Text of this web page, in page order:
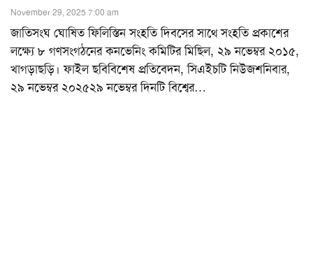
November 29, 2025 7:00 am
জাতিসংঘ ঘোষিত ফিলিস্তিন সংহতি দিবসের সাথে সংহতি প্রকাশের
লক্ষ্যে ৮ গণসংগঠনের কনভেনিং কমিটির মিছিল, ২৯ নভেম্বর ২০১৫,
খাগড়াছড়ি। ফাইল ছবিবিশেষ প্রতিবেদন, সিএইচটি নিউজশনিবার,
২৯ নভেম্বর ২০২৫২৯ নভেম্বর দিনটি বিশ্বের…